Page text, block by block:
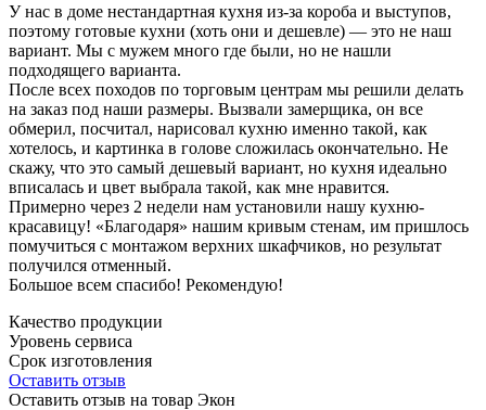
У нас в доме нестандартная кухня из-за короба и выступов,
поэтому готовые кухни (хоть они и дешевле) — это не наш
вариант. Мы с мужем много где были, но не нашли
подходящего варианта.
После всех походов по торговым центрам мы решили делать
на заказ под наши размеры. Вызвали замерщика, он все
обмерил, посчитал, нарисовал кухню именно такой, как
хотелось, и картинка в голове сложилась окончательно. Не
скажу, что это самый дешевый вариант, но кухня идеально
вписалась и цвет выбрала такой, как мне нравится.
Примерно через 2 недели нам установили нашу кухню-
красавицу! «Благодаря» нашим кривым стенам, им пришлось
помучиться с монтажом верхних шкафчиков, но результат
получился отменный.
Большое всем спасибо! Рекомендую!
Качество продукции
Уровень сервиса
Срок изготовления
Оставить отзыв
Оставить отзыв на товар Экон